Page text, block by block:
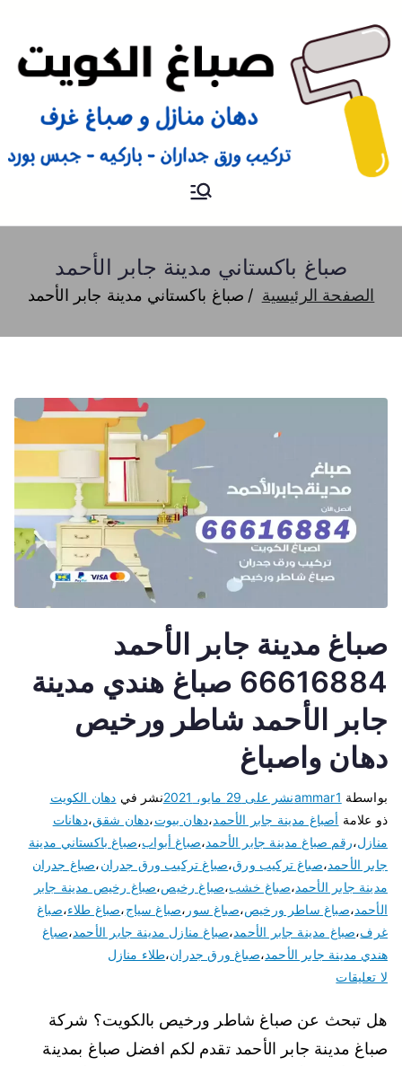
صباغ
صباغ باكستاني مدينة جابر الأحمد
الصفحة الرئيسية صباغ باكستاني مدينة جابر الأحمد
صباغ مدينة جابر الأحمد
66616884 صباغ هندي مدينة
جابر الأحمد شاطر ورخيص
دهان واصباغ
بواسطة ammar1نشر على 29 مايو، 2021 نشر في دهان الكويت
ذو علامة أصباغ مدينة جابر الأحمد،دهان بيوت،دهان شقق،دهانات
منازل،رقم صباغ مدينة جابر الأحمد،صباغ أبواب،صباغ باكستاني مدينة
جابر الأحمد،صباغ تركيب ورق،صباغ تركيب ورق جدران،صباغ جدران
مدينة جابر الأحمد،صباغ خشب،صباغ رخيص،صباغ رخيص مدينة جابر
الأحمد،صباغ ساطر ورخيص،صباغ سور ،صباغ سياج،صباغ طلاء،صباغ
غرف،صباغ مدينة جابر الأحمد،صباغ منازل مدينة جابر الأحمد،صباغ
هندي مدينة جابر الأحمد،صباغ ورق جدران،طلاء منازل
لا تعليقات
هل تبحث عن صباغ شاطر ورخيص بالكويت؟ شركة
صباغ مدينة جابر الأحمد تقدم لكم افضل صباغ بمدينة